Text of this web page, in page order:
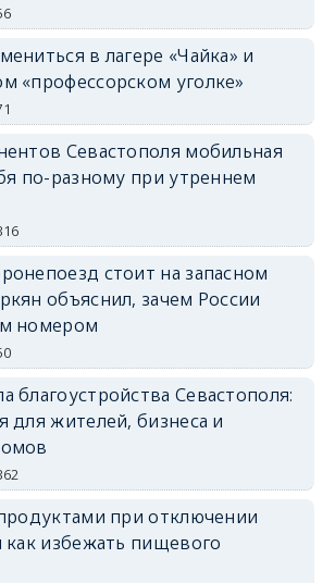
в лагере «Чайка» и
«профессорском уголке»
Севастополя мобильная
по-разному при утреннем
стоит на запасном
объяснил, зачем России
номером
благоустройства Севастополя:
для жителей, бизнеса и
при отключении
как избежать пищевого